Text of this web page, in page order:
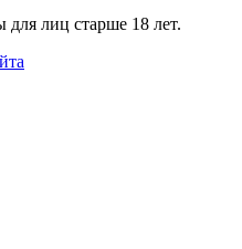
для лиц старше 18 лет.